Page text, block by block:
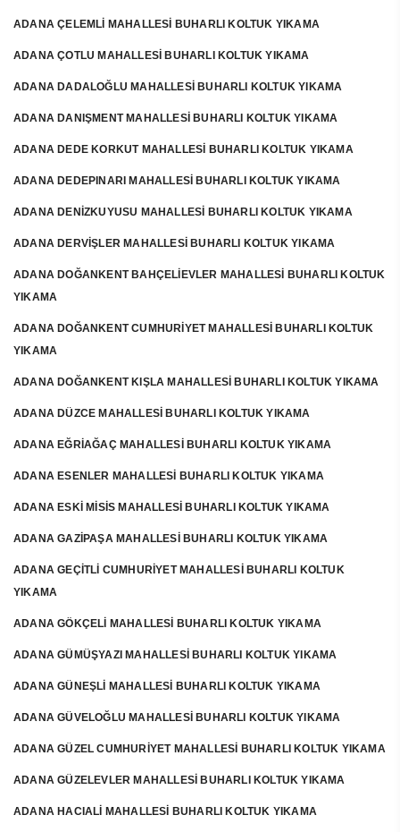
ADANA ÇELEMLİ MAHALLESİ BUHARLI KOLTUK YIKAMA
ADANA ÇOTLU MAHALLESİ BUHARLI KOLTUK YIKAMA
ADANA DADALOĞLU MAHALLESİ BUHARLI KOLTUK YIKAMA
ADANA DANIŞMENT MAHALLESİ BUHARLI KOLTUK YIKAMA
ADANA DEDE KORKUT MAHALLESİ BUHARLI KOLTUK YIKAMA
ADANA DEDEPINARI MAHALLESİ BUHARLI KOLTUK YIKAMA
ADANA DENİZKUYUSU MAHALLESİ BUHARLI KOLTUK YIKAMA
ADANA DERVİŞLER MAHALLESİ BUHARLI KOLTUK YIKAMA
ADANA DOĞANKENT BAHÇELİEVLER MAHALLESİ BUHARLI KOLTUK
YIKAMA
ADANA DOĞANKENT CUMHURİYET MAHALLESİ BUHARLI KOLTUK
YIKAMA
ADANA DOĞANKENT KIŞLA MAHALLESİ BUHARLI KOLTUK YIKAMA
ADANA DÜZCE MAHALLESİ BUHARLI KOLTUK YIKAMA
ADANA EĞRİAĞAÇ MAHALLESİ BUHARLI KOLTUK YIKAMA
ADANA ESENLER MAHALLESİ BUHARLI KOLTUK YIKAMA
ADANA ESKİ MİSİS MAHALLESİ BUHARLI KOLTUK YIKAMA
ADANA GAZİPAŞA MAHALLESİ BUHARLI KOLTUK YIKAMA
ADANA GEÇİTLİ CUMHURİYET MAHALLESİ BUHARLI KOLTUK
YIKAMA
ADANA GÖKÇELİ MAHALLESİ BUHARLI KOLTUK YIKAMA
ADANA GÜMÜŞYAZI MAHALLESİ BUHARLI KOLTUK YIKAMA
ADANA GÜNEŞLİ MAHALLESİ BUHARLI KOLTUK YIKAMA
ADANA GÜVELOĞLU MAHALLESİ BUHARLI KOLTUK YIKAMA
ADANA GÜZEL CUMHURİYET MAHALLESİ BUHARLI KOLTUK YIKAMA
ADANA GÜZELEVLER MAHALLESİ BUHARLI KOLTUK YIKAMA
ADANA HACIALİ MAHALLESİ BUHARLI KOLTUK YIKAMA